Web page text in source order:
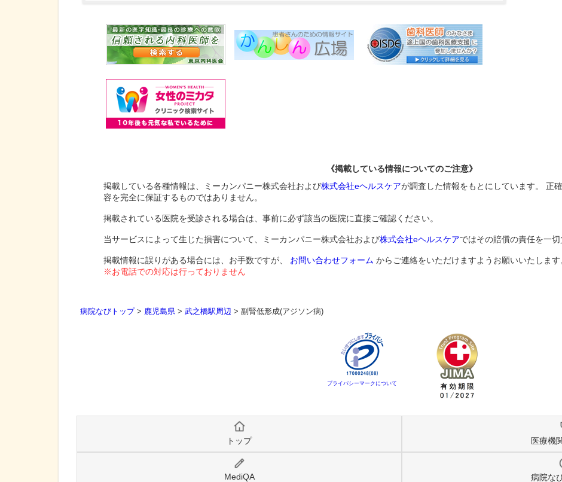
《掲載している情報についてのご注意》
掲載している各種情報は、ミーカンパニー株式会社および株式会社eヘルスケアが調査した情報をもとにしています。 正
容を完全に保証するものではありません。
掲載されている医院を受診される場合は、事前に必ず該当の医院に直接ご確認ください。
当サービスによって生じた損害について、ミーカンパニー株式会社および株式会社eヘルスケアではその賠償の責任を一切
掲載情報に誤りがある場合には、お手数ですが、 お問い合わせフォーム からご連絡をいただけますようお願いいたします
※お電話での対応は行っておりません
病院なびトップ> 鹿児島県 > 武之橋駅周辺 > 副腎低形成(アジソン病)
プライバシーマークについて
トップ 医療機
MediQA 病院な